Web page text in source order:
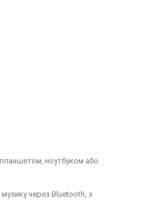
ноутбуком або
через Bluetooth, з